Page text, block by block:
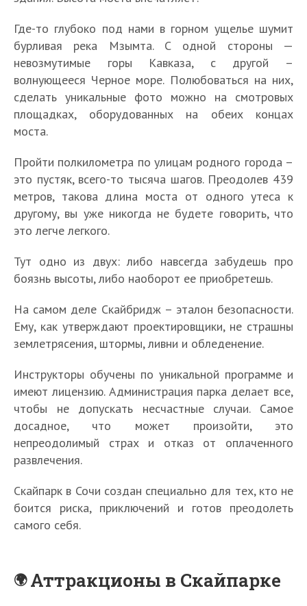
Где-то глубоко под нами в горном ущелье шумит
бурливая река Мзымта. С одной стороны —
невозмутимые горы Кавказа, с другой –
волнующееся Черное море. Полюбоваться на них,
сделать уникальные фото можно на смотровых
площадках, оборудованных на обеих концах
моста.
Пройти полкилометра по улицам родного города –
это пустяк, всего-то тысяча шагов. Преодолев 439
метров, такова длина моста от одного утеса к
другому, вы уже никогда не будете говорить, что
это легче легкого.
Тут одно из двух: либо навсегда забудешь про
боязнь высоты, либо наоборот ее приобретешь.
На самом деле Скайбридж – эталон безопасности.
Ему, как утверждают проектировщики, не страшны
землетрясения, штормы, ливни и обледенение.
Инструкторы обучены по уникальной программе и
имеют лицензию. Администрация парка делает все,
чтобы не допускать несчастные случаи. Самое
досадное, что может произойти, это
непреодолимый страх и отказ от оплаченного
развлечения.
Скайпарк в Сочи создан специально для тех, кто не
боится риска, приключений и готов преодолеть
самого себя.
Аттракционы в Скайпарке